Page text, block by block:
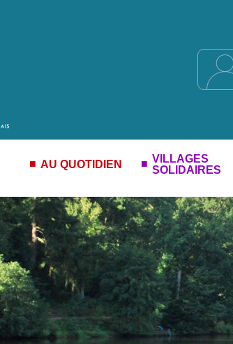
AU QUOTIDIEN
VILLAGES
SOLIDAIRES